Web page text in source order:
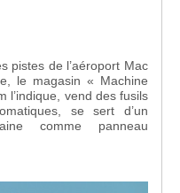
pistes de l’aéroport Mac
le magasin « Machine
l’indique, vend des fusils
se sert d’un
comme panneau